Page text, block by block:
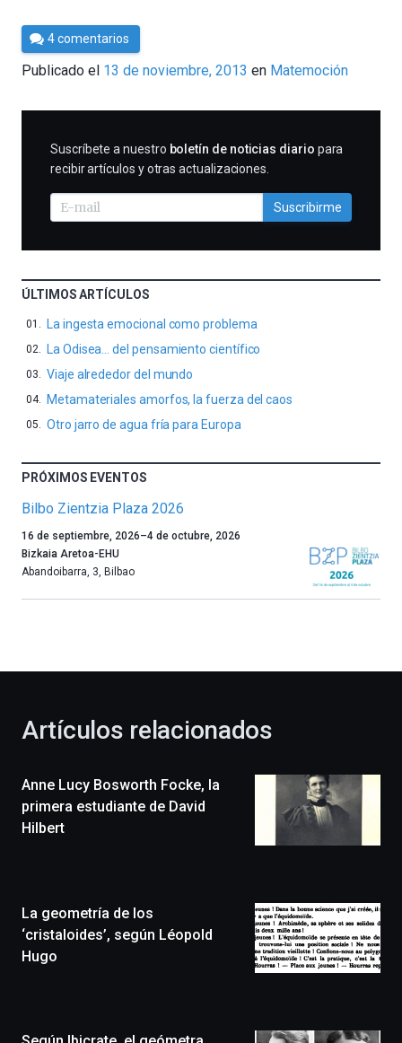
Por
César
Tomé
4 comentarios
Publicado el 13 de noviembre, 2013 en Matemoción
SUSCRIBIRME
Suscríbete a nuestro boletín de noticias diario para
recibir artículos y otras actualizaciones.
Suscribirme
ÚLTIMOS ARTÍCULOS
La ingesta emocional como problema
La Odisea… del pensamiento científico
Viaje alrededor del mundo
Metamateriales amorfos, la fuerza del caos
Otro jarro de agua fría para Europa
PRÓXIMOS EVENTOS
Bilbo Zientzia Plaza 2026
Un
año
más,
celebración
novena
edición
de
un
festival
que
llenará
monólogos,
16 de septiembre, 2026–4 de octubre, 2026
Bizkaia Aretoa-EHU
Abandoibarra, 3, Bilbao
Artículos relacionados
Anne Lucy Bosworth Focke, la
primera estudiante de David
Hilbert
La geometría de los
‘cristaloides’, según Léopold
Hugo